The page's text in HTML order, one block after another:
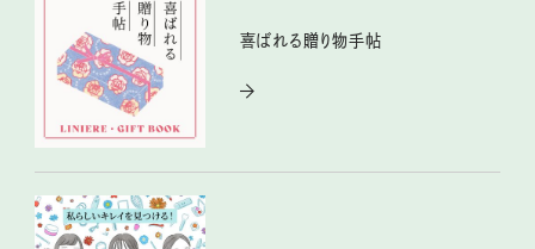
喜ばれる贈り物手帖